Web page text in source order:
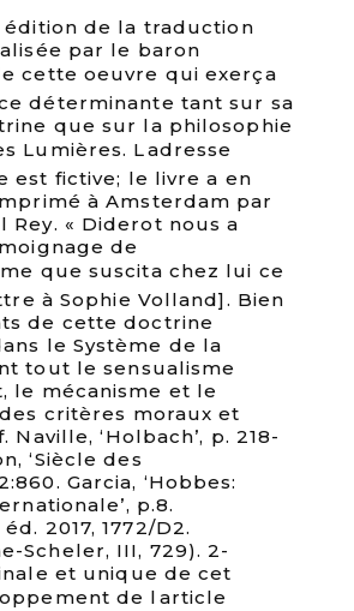
édition de la traduction
par le baron
cette oeuvre qui exerça
déterminante tant sur sa
que sur la philosophie
Lumières. Ladresse
est fictive; le livre a en
à Amsterdam par
Rey. « Diderot nous a
de
que suscita chez lui ce
à Sophie Volland]. Bien
de cette doctrine
le Système de la
tout le sensualisme
le mécanisme et le
critères moraux et
Naville, ‘Holbach’, p. 218-
‘Siècle des
Garcia, ‘Hobbes:
p.8.
2017, 1772/D2.
Scheler, III, 729). 2-
et unique de cet
de larticle